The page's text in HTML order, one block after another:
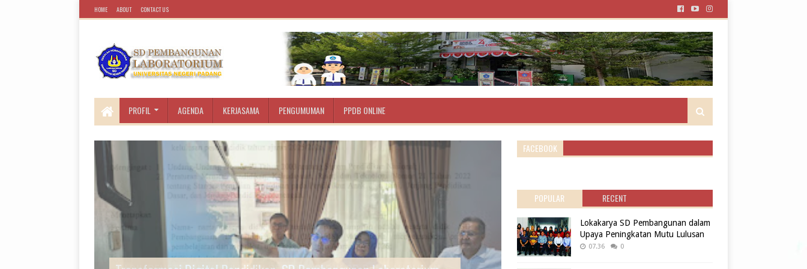
HOME ABOUT CONTACT US
PROFIL AGENDA KERJASAMA PENGUMUMAN PPDB ONLINE
FACEBOOK
POPULAR RECENT
Lokakarya SD Pembangunan dalam
Upaya Peningkatan Mutu Lulusan
07.36 0